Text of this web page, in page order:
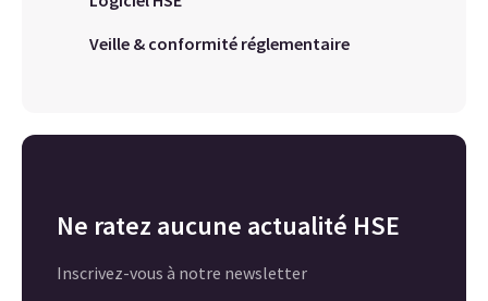
Veille & conformité réglementaire
Ne ratez aucune actualité HSE
Inscrivez-vous à notre newsletter